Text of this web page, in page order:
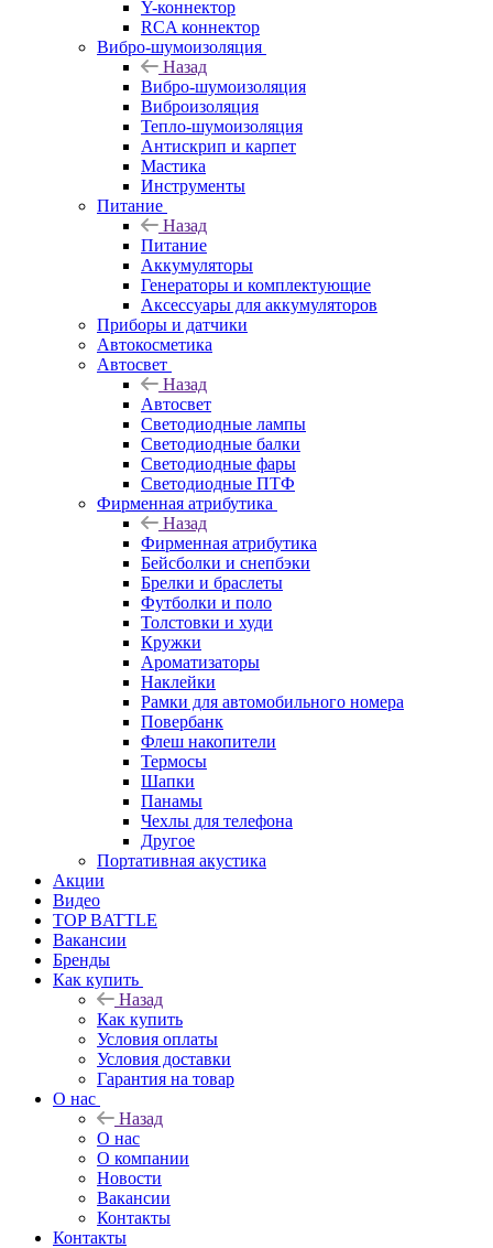
Y-коннектор
RCA коннектор
Вибро-шумоизоляция
Назад
Вибро-шумоизоляция
Виброизоляция
Тепло-шумоизоляция
Антискрип и карпет
Мастика
Инструменты
Питание
Назад
Питание
Аккумуляторы
Генераторы и комплектующие
Аксессуары для аккумуляторов
Приборы и датчики
Автокосметика
Автосвет
Назад
Автосвет
Светодиодные лампы
Светодиодные балки
Светодиодные фары
Светодиодные ПТФ
Фирменная атрибутика
Назад
Фирменная атрибутика
Бейсболки и снепбэки
Брелки и браслеты
Футболки и поло
Толстовки и худи
Кружки
Ароматизаторы
Наклейки
Рамки для автомобильного номера
Повербанк
Флеш накопители
Термосы
Шапки
Панамы
Чехлы для телефона
Другое
Портативная акустика
Акции
Видео
TOP BATTLE
Вакансии
Бренды
Как купить
Назад
Как купить
Условия оплаты
Условия доставки
Гарантия на товар
О нас
Назад
О нас
О компании
Новости
Вакансии
Контакты
Контакты